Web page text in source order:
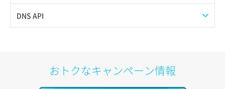
ロールにパーミッションを紐づけ
ロール一覧取得
ボリューム一覧取得
ボリューム作成
ボリューム更新
アタッチ済みポート詳細取得
サブネット一覧取得
サブネット詳細取得
プール作成
Web公開
DNS API
おトクなキャンペーン情報